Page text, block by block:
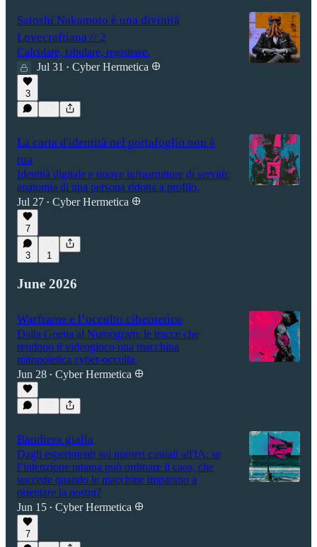
Satoshi Nakamoto è una divinità
Lovecraftiana // 2
Calcolare, tabulare, registrare.
Jul 31 • Cyber Hermetica 𐀏
3
La carta d'identità nel portafoglio non è
tua
Identità digitale e nuove infrastrutture di servitù:
anatomia di una persona ridotta a profilo.
Jul 27 • Cyber Hermetica 𐀏
7
3 1
June 2026
Warframe e l’occulto cibernetico
Dalla Goetia al Numogram: le tracce che
rendono il videogioco una macchina
mitopoietica cyber-occulta.
Jun 28 • Cyber Hermetica 𐀏
Bandiera gialla
Dagli esperimenti sui numeri casuali all'IA: se
l’intenzione umana può ordinare il caos, che
succede quando le macchine imparano a
orientare la nostra?
Jun 15 • Cyber Hermetica 𐀏
7